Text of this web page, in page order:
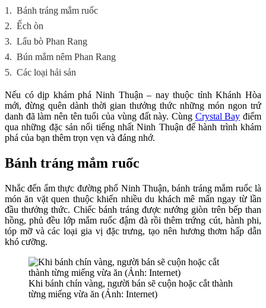
1. Bánh tráng mắm ruốc
2. Ếch òn
3. Lẩu bò Phan Rang
4. Bún mắm nêm Phan Rang
5. Các loại hải sản
Nếu có dịp khám phá Ninh Thuận – nay thuộc tỉnh Khánh Hòa
mới, đừng quên dành thời gian thưởng thức những món ngon trứ
danh đã làm nên tên tuổi của vùng đất này. Cùng Crystal Bay điểm
qua những đặc sản nổi tiếng nhất Ninh Thuận để hành trình khám
phá của bạn thêm trọn vẹn và đáng nhớ.
Bánh tráng mắm ruốc
Nhắc đến ẩm thực đường phố Ninh Thuận, bánh tráng mắm ruốc là
món ăn vặt quen thuộc khiến nhiều du khách mê mẩn ngay từ lần
đầu thưởng thức. Chiếc bánh tráng được nướng giòn trên bếp than
hồng, phủ đều lớp mắm ruốc đậm đà rồi thêm trứng cút, hành phi,
tóp mỡ và các loại gia vị đặc trưng, tạo nên hương thơm hấp dẫn
khó cưỡng.
Khi bánh chín vàng, người bán sẽ cuộn hoặc cắt thành
từng miếng vừa ăn (Ảnh: Internet)